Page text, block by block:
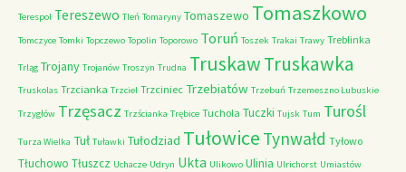
Terespol Tereszewo Tleń Tomaryny Tomaszewo Tomaszkowo
Tomczyce Tomki Topczewo Topolin Toporowo Toruń Toszek Trakai Trawy Treblinka
Trląg Trojany Trojanów Troszyn Trudna TruskawTruskawka
Truskolas Trzcianka Trzciel Trzciniec Trzebiatów Trzebuń Trzemeszno Lubuskie
Trzygłów Trzęsacz Trzścianka Trębice Tuchola Tuczki Tujsk Tum Turośl
Turza Wielka Tuł Tuławki Tułodziad Tułowice Tynwałd Tyłowo
Tłuchowo Tłuszcz Uchacze Udryn Ukta Ulikowo Ulinia Ulrichorst Umiastów